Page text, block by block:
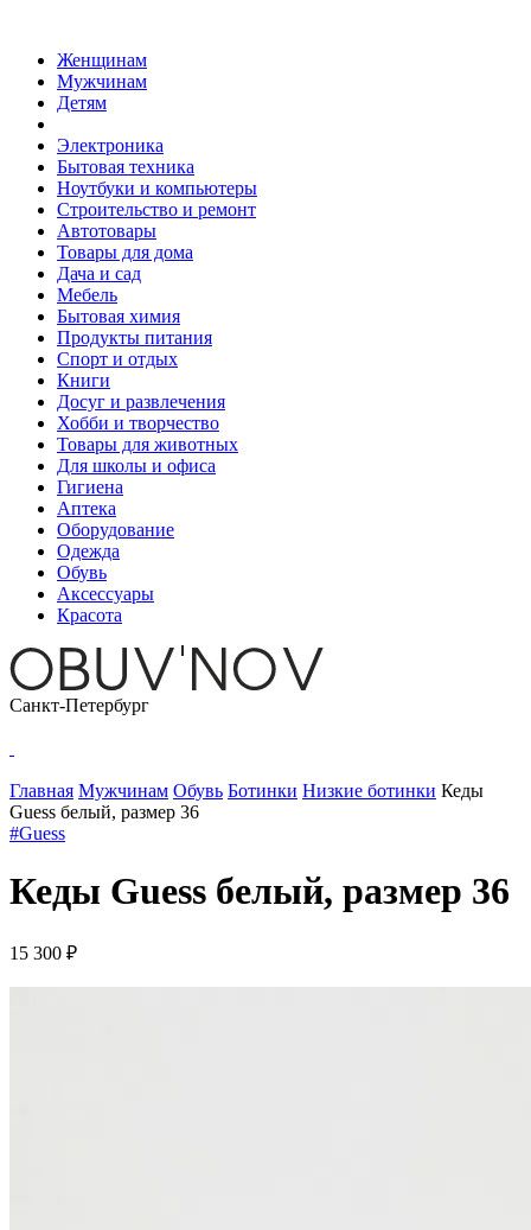
Женщинам
Мужчинам
Детям
Электроника
Бытовая техника
Ноутбуки и компьютеры
Строительство и ремонт
Автотовары
Товары для дома
Дача и сад
Мебель
Бытовая химия
Продукты питания
Спорт и отдых
Книги
Досуг и развлечения
Хобби и творчество
Товары для животных
Для школы и офиса
Гигиена
Аптека
Оборудование
Одежда
Обувь
Аксессуары
Красота
Санкт-Петербург
Главная Мужчинам Обувь Ботинки Низкие ботинки Кеды
Guess белый, размер 36
#Guess
Кеды Guess белый, размер 36
15 300 ₽